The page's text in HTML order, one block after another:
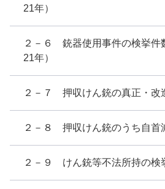
21年）
２－６ 銃器使用事件の検挙件
21年）
２－７ 押収けん銃の真正・改
２－８ 押収けん銃のうち自首
２－９ けん銃等不法所持の検